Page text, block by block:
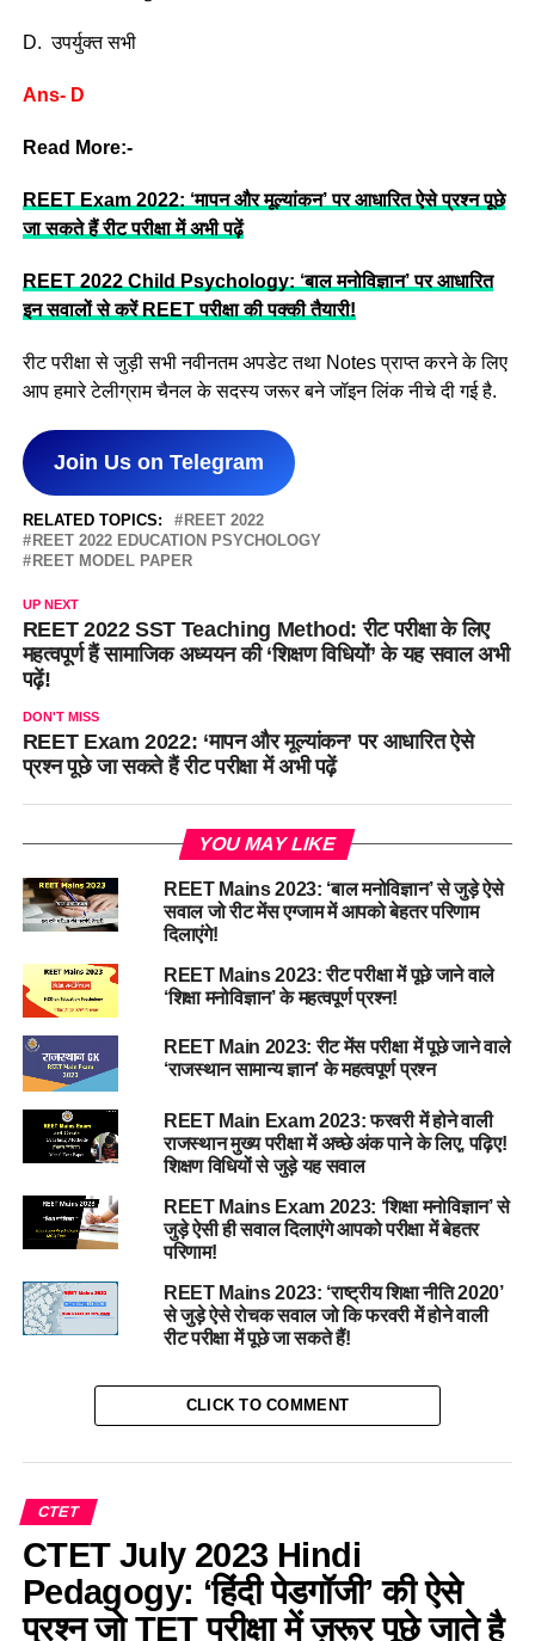
D. उपर्युक्त सभी
Ans- D
Read More:-
REET Exam 2022: ‘मापन और मूल्यांकन’ पर आधारित ऐसे प्रश्न पूछे
जा सकते हैं रीट परीक्षा में अभी पढ़ें
REET 2022 Child Psychology: ‘बाल मनोविज्ञान’ पर आधारित
इन सवालों से करें REET परीक्षा की पक्की तैयारी!
रीट परीक्षा से जुड़ी सभी नवीनतम अपडेट तथा Notes प्राप्त करने के लिए
आप हमारे टेलीग्राम चैनल के सदस्य जरूर बने जॉइन लिंक नीचे दी गई है.
Join Us on Telegram
RELATED TOPICS:
REET 2022
REET 2022 EDUCATION PSYCHOLOGY
REET MODEL PAPER
UP NEXT
REET 2022 SST Teaching Method: रीट परीक्षा के लिए
महत्वपूर्ण हैं सामाजिक अध्ययन की ‘शिक्षण विधियों’ के यह सवाल अभी
पढ़ें!
DON'T MISS
REET Exam 2022: ‘मापन और मूल्यांकन’ पर आधारित ऐसे
प्रश्न पूछे जा सकते हैं रीट परीक्षा में अभी पढ़ें
YOU MAY LIKE
REET Mains 2023: ‘बाल मनोविज्ञान’ से जुड़े ऐसे
सवाल जो रीट मेंस एग्जाम में आपको बेहतर परिणाम
दिलाएंगे!
REET Mains 2023: रीट परीक्षा में पूछे जाने वाले
‘शिक्षा मनोविज्ञान’ के महत्वपूर्ण प्रश्न!
REET Main 2023: रीट मेंस परीक्षा में पूछे जाने वाले
‘राजस्थान सामान्य ज्ञान’ के महत्वपूर्ण प्रश्न
REET Main Exam 2023: फरवरी में होने वाली
राजस्थान मुख्य परीक्षा में अच्छे अंक पाने के लिए, पढ़िए!
शिक्षण विधियों से जुड़े यह सवाल
REET Mains Exam 2023: ‘शिक्षा मनोविज्ञान’ से
जुड़े ऐसी ही सवाल दिलाएंगे आपको परीक्षा में बेहतर
परिणाम!
REET Mains 2023: ‘राष्ट्रीय शिक्षा नीति 2020’
से जुड़े ऐसे रोचक सवाल जो कि फरवरी में होने वाली
रीट परीक्षा में पूछे जा सकते हैं!
CLICK TO COMMENT
CTET
CTET July 2023 Hindi
Pedagogy: ‘हिंदी पेडगॉजी’ की ऐसे
प्रश्न जो TET परीक्षा में ज़रूर पूछे जाते है